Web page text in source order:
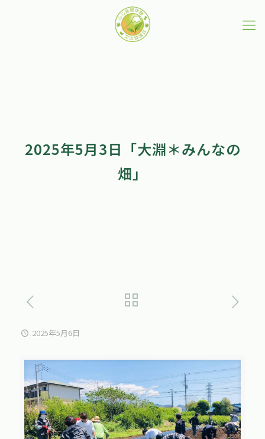
2025年5月3日「大淵＊みんなの
畑」
2025年5月6日